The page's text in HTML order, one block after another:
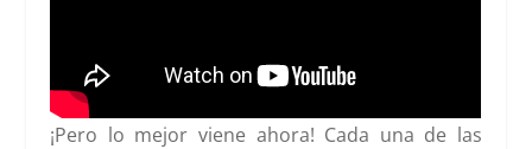
¡Pero lo mejor viene ahora! Cada una de las